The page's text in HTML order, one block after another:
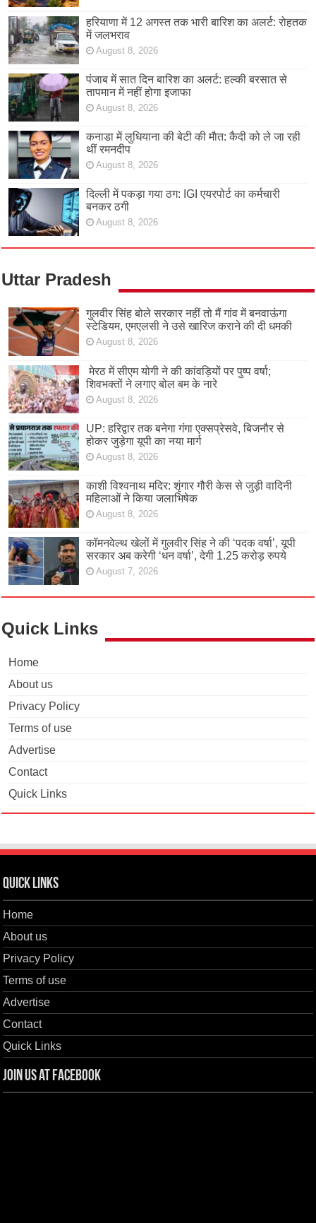
हरियाणा में 12 अगस्त तक भारी बारिश का अलर्ट: रोहतक
में जलभराव
August 8, 2026
पंजाब में सात दिन बारिश का अलर्ट: हल्की बरसात से
तापमान में नहीं होगा इजाफा
August 8, 2026
कनाडा में लुधियाना की बेटी की माैत: कैदी को ले जा रही
थीं रमनदीप
August 8, 2026
दिल्ली में पकड़ा गया ठग: IGI एयरपोर्ट का कर्मचारी
बनकर ठगी
August 8, 2026
Uttar Pradesh
गुलवीर सिंह बोले सरकार नहीं तो मैं गांव में बनवाऊंगा
स्टेडियम, एमएलसी ने उसे खारिज कराने की दी धमकी
August 8, 2026
मेरठ में सीएम योगी ने की कांवड़ियों पर पुष्प वर्षा;
शिवभक्तों ने लगाए बोल बम के नारे
August 8, 2026
UP: हरिद्वार तक बनेगा गंगा एक्सप्रेसवे, बिजनौर से
होकर जुड़ेगा यूपी का नया मार्ग
August 8, 2026
काशी विश्वनाथ मदिर: शृंगार गौरी केस से जुड़ी वादिनी
महिलाओं ने किया जलाभिषेक
August 8, 2026
कॉमनवेल्थ खेलों में गुलवीर सिंह ने की ‘पदक वर्षा’, यूपी
सरकार अब करेगी ‘धन वर्षा’, देगी 1.25 करोड़ रुपये
August 7, 2026
Quick Links
Home
About us
Privacy Policy
Terms of use
Advertise
Contact
Quick Links
Quick Links
Home
About us
Privacy Policy
Terms of use
Advertise
Contact
Quick Links
Join us at Facebook